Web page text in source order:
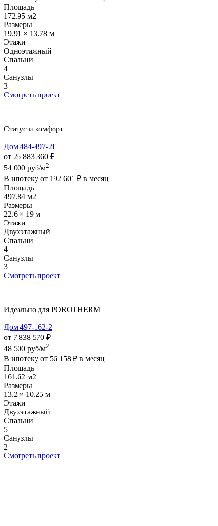
Площадь
172.95 м2
Размеры
19.91 × 13.78 м
Этажи
Одноэтажный
Спальни
4
Санузлы
3
Смотреть проект
Статус и комфорт
Дом 484-497-2Г
от 26 883 360 ₽
54 000 руб/м2
В ипотеку от 192 601 ₽ в месяц
Площадь
497.84 м2
Размеры
22.6 × 19 м
Этажи
Двухэтажный
Спальни
4
Санузлы
3
Смотреть проект
Идеально для POROTHERM
Дом 497-162-2
от 7 838 570 ₽
48 500 руб/м2
В ипотеку от 56 158 ₽ в месяц
Площадь
161.62 м2
Размеры
13.2 × 10.25 м
Этажи
Двухэтажный
Спальни
5
Санузлы
2
Смотреть проект